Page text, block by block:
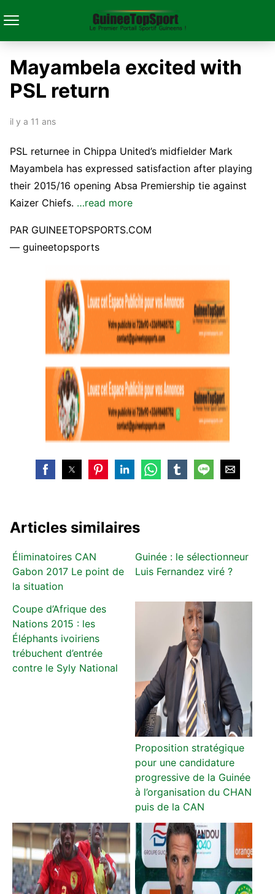
Mayambela excited with
PSL return
il y a 11 ans
PSL returnee in Chippa United’s midfielder Mark
Mayambela has expressed satisfaction after playing
their 2015/16 opening Absa Premiership tie against
Kaizer Chiefs. …read more
PAR GUINEETOPSPORTS.COM
— guineetopsports
Articles similaires
Éliminatoires CAN
Gabon 2017 Le point de
la situation
Guinée : le sélectionneur
Luis Fernandez viré ?
Coupe d’Afrique des
Nations 2015 : les
Éléphants ivoiriens
trébuchent d’entrée
contre le Syly National
Proposition stratégique
pour une candidature
progressive de la Guinée
à l’organisation du CHAN
puis de la CAN